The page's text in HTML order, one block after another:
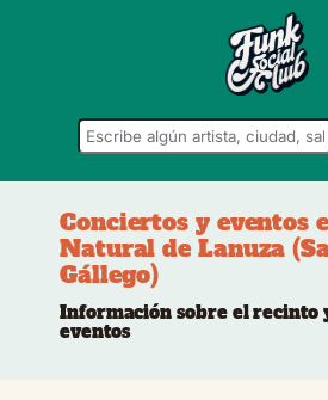
Conciertos y eventos
Natural de Lanuza
Gállego)
Información sobre el recinto
eventos